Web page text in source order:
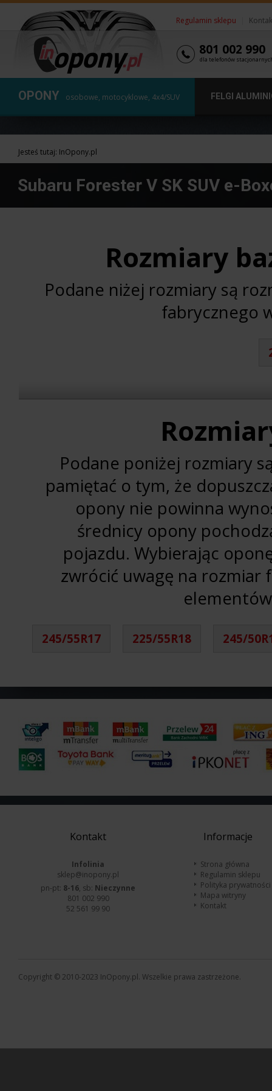
Regulamin sklepu
801 002 990
dla telefonów
OPONY osobowe, motocyklowe, 4x4/SUV FELGI
Jesteś tutaj: InOpony.pl
Subaru Forester V SK SUV e-
Rozmiary
Podane niżej rozmiary są
fabrycznego
Podane poniżej rozmiary
pamiętać o tym, że
opony nie powinna
średnicy opony
pojazdu. Wybierając
zwrócić uwagę na rozmiar
245/55R17 225/55R18 245/
Kontakt
Infolinia
sklep@inopony.pl
pn-pt: 8-16, sb: Nieczynne
801 002 990
52 561 99 90
Informacje
Strona główna
Regulamin sklepu
Polityka prywatności
Mapa witryny
Kontakt
Copyright © 2010-2023 InOpony.pl. Wszelkie prawa zastrzeżone.